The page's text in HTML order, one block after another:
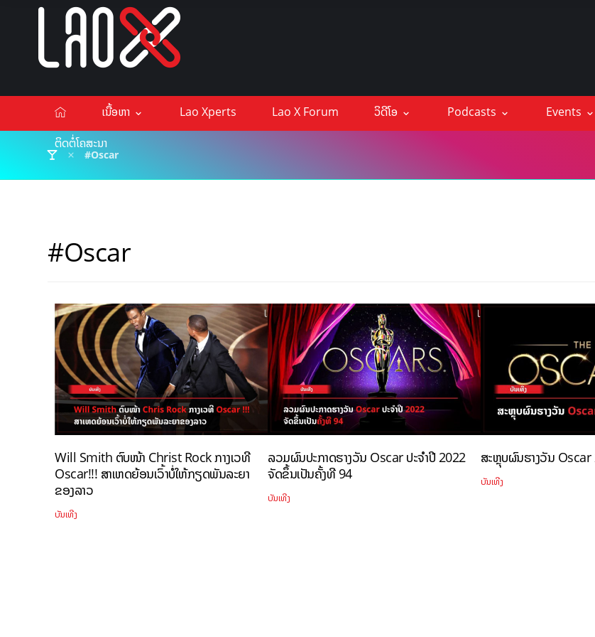
ເນື້ອຫາ Lao Xperts Lao X Forum ວິດີໂອ Podcasts Events
ຕິດຕໍ່ໂຄສະນາ
#Oscar
#Oscar
Will Smith ຕົບໜ້າ Christ Rock ກາງເວທີ
Oscar!!! ສາເຫດຍ້ອນເວົ້າບໍ່ໃຫ້ກຽດພັນລະຍາ
ຂອງລາວ
ບັນເທີງ
ລວມຜົນປະກາດຮາງວັນ Oscar ປະຈຳປີ 2022
ຈັດຂຶ້ນເປັນຄັ້ງທີ 94
ບັນເທີງ
ສະຫຼຸບຜົນຮາງວັນ Oscar
ບັນເທີງ